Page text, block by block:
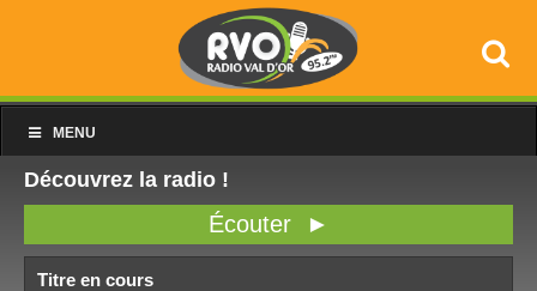
MENU
Découvrez la radio !
Écouter ►
Titre en cours